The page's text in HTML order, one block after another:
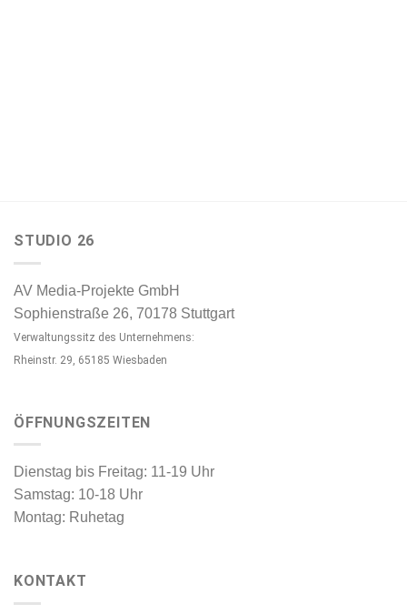
STUDIO 26
AV Media-Projekte GmbH
Sophienstraße 26, 70178 Stuttgart
Verwaltungssitz des Unternehmens:
Rheinstr. 29, 65185 Wiesbaden
ÖFFNUNGSZEITEN
Dienstag bis Freitag: 11-19 Uhr
Samstag: 10-18 Uhr
Montag: Ruhetag
KONTAKT